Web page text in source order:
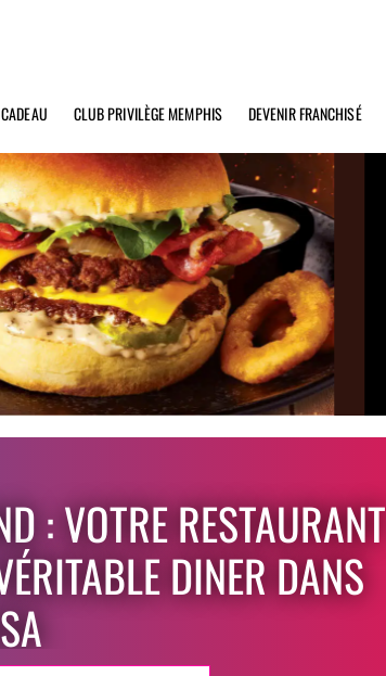
CLUB PRIVILÈGE MEMPHIS DEVENIR FRANCHISÉ
: VOTRE RESTAURANT
DINER DANS